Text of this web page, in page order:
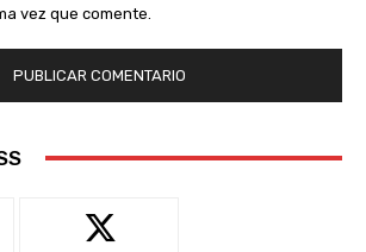
vez que comente.